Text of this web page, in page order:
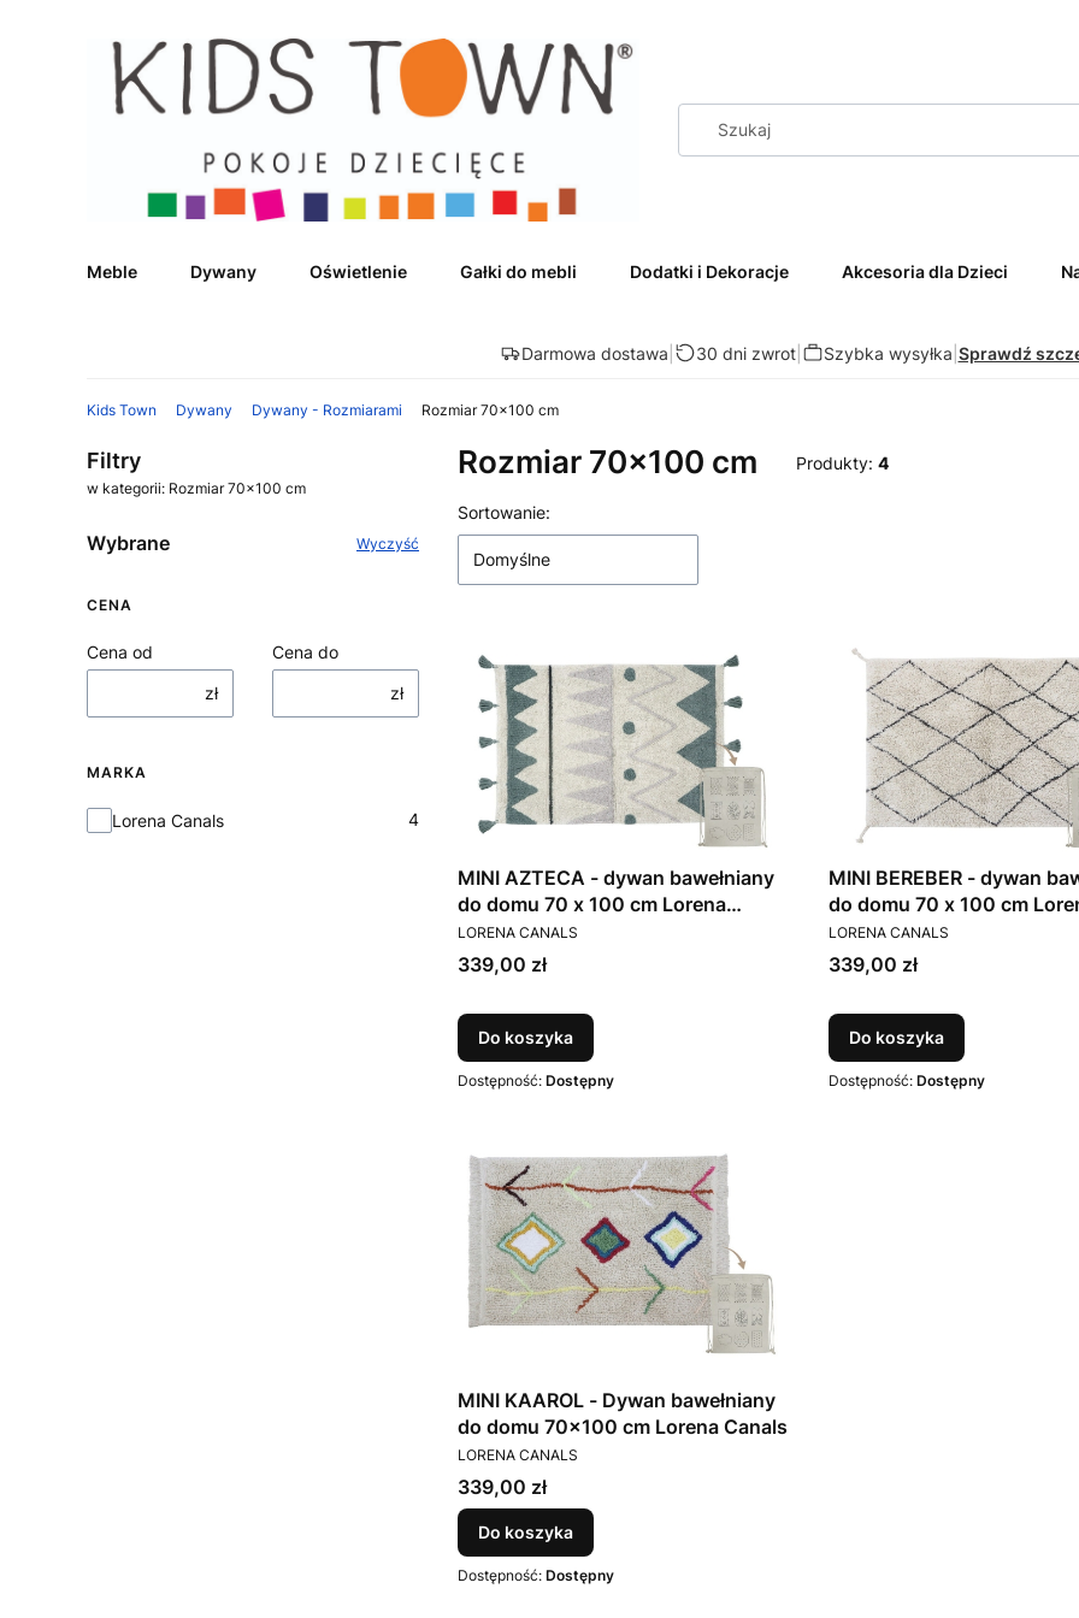
Meble Dywany Oświetlenie Gałki do mebli Dodatki i Dekoracje Akcesoria dla Dzieci
Darmowa dostawa 30 dni zwrot| Szybka wysyłka Sprawdź
Kids Town Dywany Dywany - Rozmiarami Rozmiar 70x100 cm
Filtry
w kategorii: Rozmiar 70x100 cm
Wybrane Wyczyść
CENA
Cena od
zł
Cena do
zł
MARKA
Marka
Lorena Canals 4
Rozmiar 70x100 cm Produkty: 4
Lista produktów
Sortowanie:
Domyślne
MINI AZTECA - dywan bawełniany
do domu 70 x 100 cm Lorena
Canals
PRODUCENT
LORENA CANALS
Cena
339,00 zł
Do koszyka
Dostępność: Dostępny
MINI BEREBER - dywan
do domu 70 x 100 cm
Canals
PRODUCENT
LORENA CANALS
Cena
339,00 zł
Do koszyka
Dostępność: Dostępny
MINI KAAROL - Dywan bawełniany
do domu 70x100 cm Lorena Canals
PRODUCENT
LORENA CANALS
Cena
339,00 zł
Do koszyka
Dostępność: Dostępny